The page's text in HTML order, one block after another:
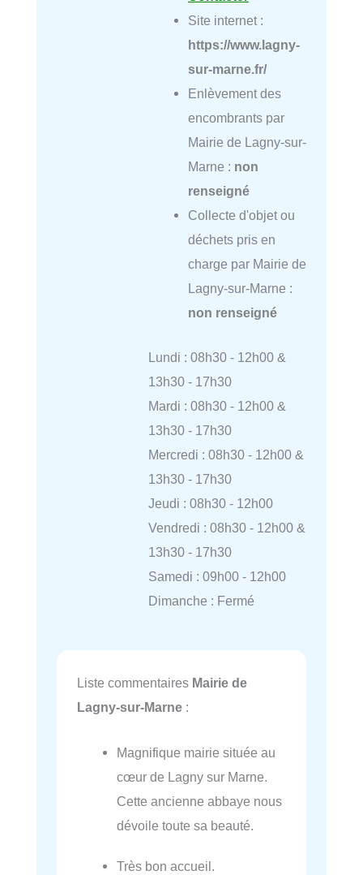
Site internet :
https://www.lagny-
sur-marne.fr/
Enlèvement des
encombrants par
Mairie de Lagny-sur-
Marne : non
renseigné
Collecte d'objet ou
déchets pris en
charge par Mairie de
Lagny-sur-Marne :
non renseigné
Lundi : 08h30 - 12h00 &
13h30 - 17h30
Mardi : 08h30 - 12h00 &
13h30 - 17h30
Mercredi : 08h30 - 12h00 &
13h30 - 17h30
Jeudi : 08h30 - 12h00
Vendredi : 08h30 - 12h00 &
13h30 - 17h30
Samedi : 09h00 - 12h00
Dimanche : Fermé
Liste commentaires Mairie de
Lagny-sur-Marne :
Magnifique mairie située au
cœur de Lagny sur Marne.
Cette ancienne abbaye nous
dévoile toute sa beauté.
Très bon accueil.